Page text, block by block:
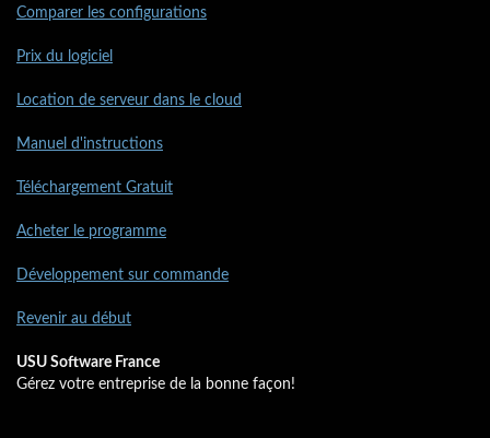
Comparer les configurations
Prix du logiciel
Location de serveur dans le cloud
Manuel d'instructions
Téléchargement Gratuit
Acheter le programme
Développement sur commande
Revenir au début
USU Software France
Gérez votre entreprise de la bonne façon!